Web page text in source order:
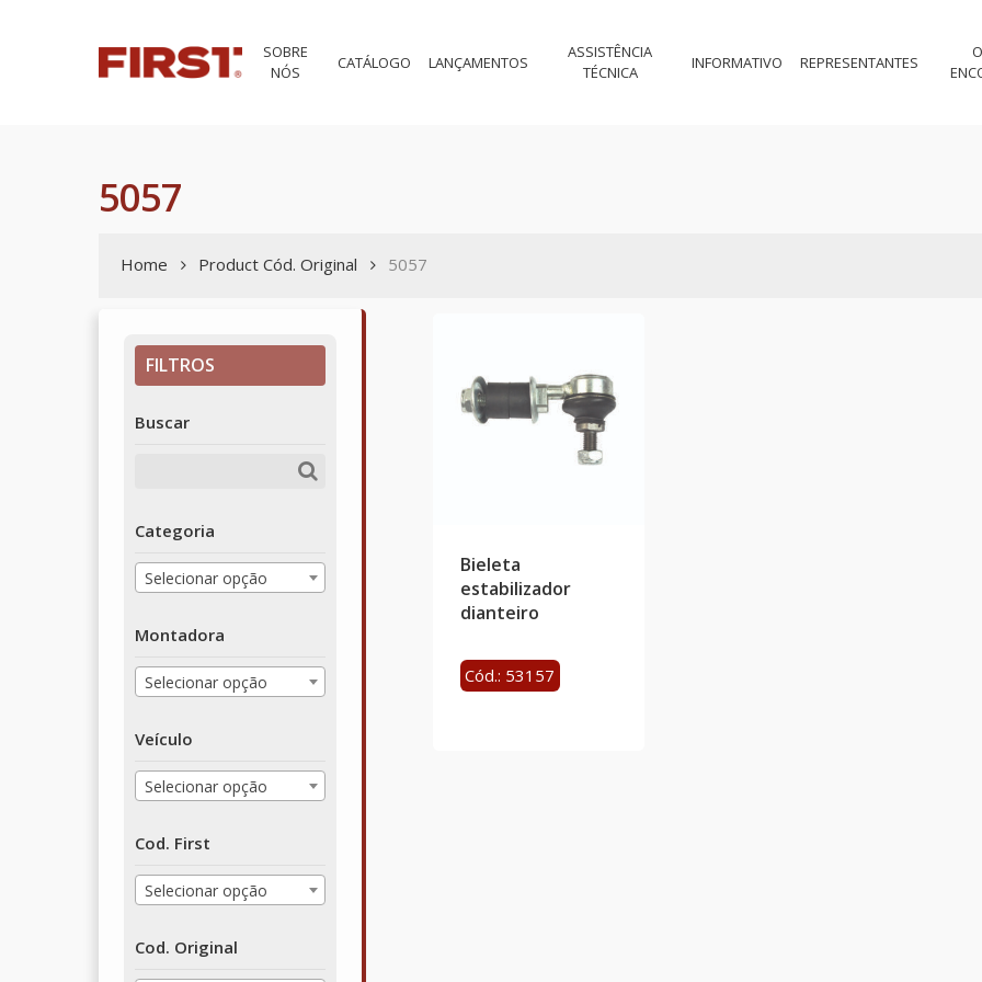
SOBRE
NÓS
CATÁLOGO LANÇAMENTOS
ASSISTÊNCIA
TÉCNICA
INFORMATIVO REPRESENTANTES
5057
Home Product Cód. Original 5057
FILTROS
Buscar
Categoria
Selecionar opção
Montadora
Selecionar opção
Veículo
Selecionar opção
Cod. First
Selecionar opção
Cod. Original
Bieleta
estabilizador
dianteiro
Cód.: 53157